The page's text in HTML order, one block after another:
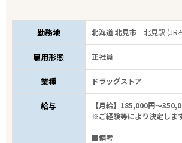
勤務地 北海道 北見市 北見駅 (JR
雇用形態 正社員
業種 ドラッグストア
給与
【月給】185,000円～
※ご経験等により決定しま
■備考